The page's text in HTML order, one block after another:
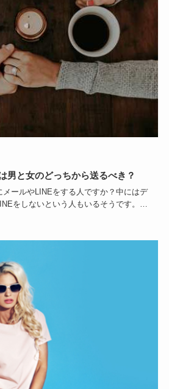
男と女のどっちから送るべき？
メールやLINEをする人ですか？中にはデ
をしないという人もいるそうです。相